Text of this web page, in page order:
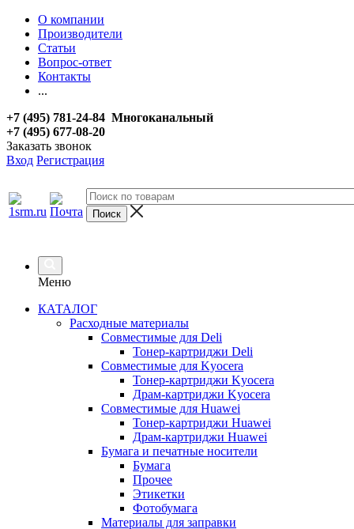
О компании
Производители
Статьи
Вопрос-ответ
Контакты
...
+7 (495) 781-24-84 Многоканальный
+7 (495) 677-08-20
Заказать звонок
Вход Регистрация
Меню
КАТАЛОГ
Расходные материалы
Совместимые для Deli
Тонер-картриджи Deli
Совместимые для Kyocera
Тонер-картриджи Kyocera
Драм-картриджи Kyocera
Совместимые для Huawei
Тонер-картриджи Huawei
Драм-картриджи Huawei
Бумага и печатные носители
Бумага
Прочее
Этикетки
Фотобумага
Материалы для заправки